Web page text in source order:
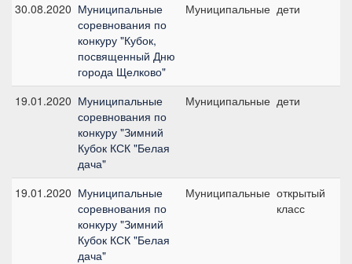
30.08.2020 Муниципальные
соревнования по
конкуру "Кубок,
посвященный Дню
города Щелково"
Муниципальные дети
19.01.2020 Муниципальные
соревнования по
конкуру "Зимний
Кубок КСК "Белая
дача"
Муниципальные дети
19.01.2020 Муниципальные
соревнования по
конкуру "Зимний
Кубок КСК "Белая
дача"
Муниципальные открытый
класс